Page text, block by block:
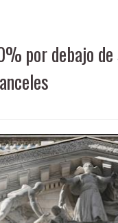
por debajo